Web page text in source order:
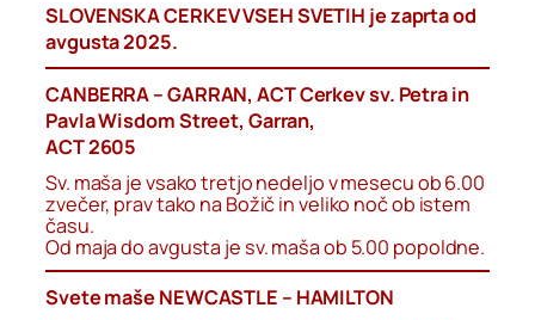
SLOVENSKA CERKEV VSEH SVETIH je zaprta od
avgusta 2025.
CANBERRA – GARRAN, ACT Cerkev sv. Petra in
Pavla Wisdom Street, Garran,
ACT 2605
Sv. maša je vsako tretjo nedeljo v mesecu ob 6.00
zvečer, prav tako na Božič in veliko noč ob istem
času.
Od maja do avgusta je sv. maša ob 5.00 popoldne.
Svete maše NEWCASTLE – HAMILTON